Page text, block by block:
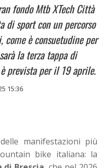
fondo Mtb XTech Città
di sport con un percorso
è consuetudine per
la terza tappa di
prevista per il 19 aprile.
15:36
manifestazioni più
bike italiana: la